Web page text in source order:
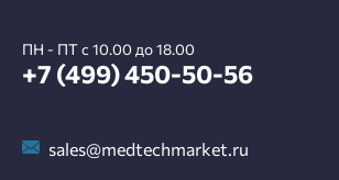
ПН - ПТ с 10.00 до 18.00
+7 (499) 450-50-56
sales@medtechmarket.ru